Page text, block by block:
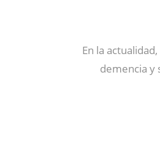
En la
demencia y